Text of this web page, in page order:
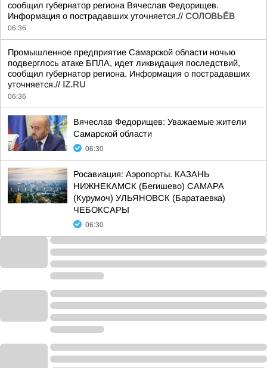
сообщил губернатор региона Вячеслав Федорищев.
Информация о пострадавших уточняется.// СОЛОВЬЁВ
06:36
Промышленное предприятие Самарской области ночью
подверглось атаке БПЛА, идет ликвидация последствий,
сообщил губернатор региона. Информация о пострадавших
уточняется.// IZ.RU
06:36
Вячеслав Федорищев: Уважаемые жители
Самарской области
06:30
Росавиация: Аэропорты. КАЗАНЬ
НИЖНЕКАМСК (Бегишево) САМАРА
(Курумоч) УЛЬЯНОВСК (Баратаевка)
ЧЕБОКСАРЫ
06:30